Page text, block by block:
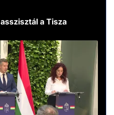
a Tisza